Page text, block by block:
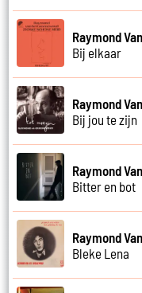
Raymond
Bij elkaar
Raymond
Bij jou te zijn
Raymond
Bitter en bot
Raymond
Bleke Lena